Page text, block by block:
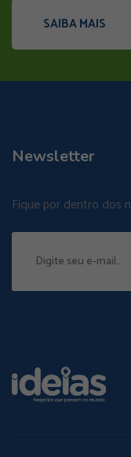
SAIBA MAIS
Newsletter
Fique por dentro dos